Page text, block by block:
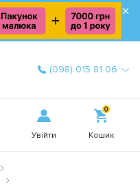
×
(098) 015 81 06
Увійти
0
Кошик